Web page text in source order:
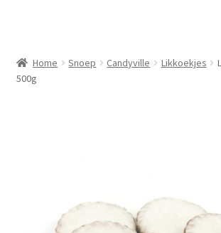
Home Snoep Candyville Likkoekjes
500g